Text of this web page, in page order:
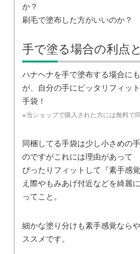
か？
刷毛で塗布した方がいいのか？
手で塗る場合の利点
ハナヘナを手で塗布する場合に
が、自分の手にピッタリフィッ
手袋！
※当ショップで購入された方には無料で
同梱してる手袋は少し小さめの
のですがこれには理由があって
ぴったりフィットして『素手感
え際やもみあげ付近などを綺麗
ってこと。
細かな塗り分けも素手感覚なら
ススメです。